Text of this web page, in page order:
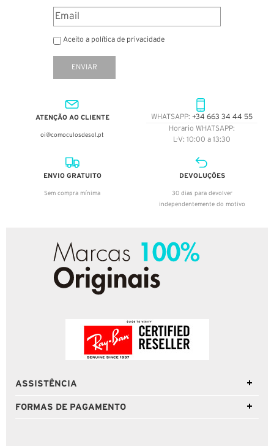
Aceito a política de privacidade
ENVIAR
ATENÇÃO AO CLIENTE
oi@comoculosdesol.pt
WHATSAPP: +34 663 34 44 55
Horario WHATSAPP:
L-V: 10:00 a 13:30
ENVIO GRATUITO
Sem compra mínima
DEVOLUÇÕES
30 dias para devolver
independentemente do motivo
ASSISTÊNCIA
FORMAS DE PAGAMENTO